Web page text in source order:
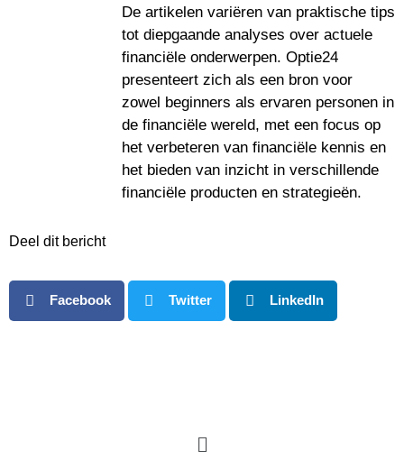
De artikelen variëren van praktische tips
tot diepgaande analyses over actuele
financiële onderwerpen. Optie24
presenteert zich als een bron voor
zowel beginners als ervaren personen in
de financiële wereld, met een focus op
het verbeteren van financiële kennis en
het bieden van inzicht in verschillende
financiële producten en strategieën.
Deel dit bericht
Facebook Twitter LinkedIn